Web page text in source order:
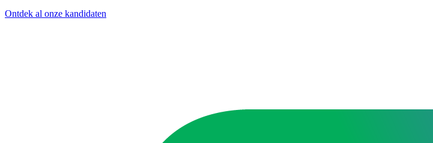
Ontdek al onze kandidaten